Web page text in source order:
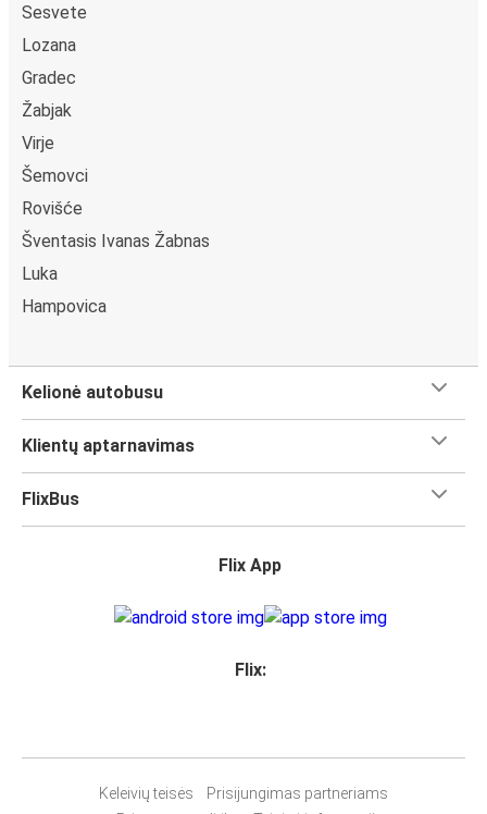
Sesvete
Lozana
Gradec
Žabjak
Virje
Šemovci
Rovišće
Šventasis Ivanas Žabnas
Luka
Hampovica
Kelionė autobusu
Klientų aptarnavimas
FlixBus
Flix App
Flix:
Keleivių teisės
Prisijungimas partneriams